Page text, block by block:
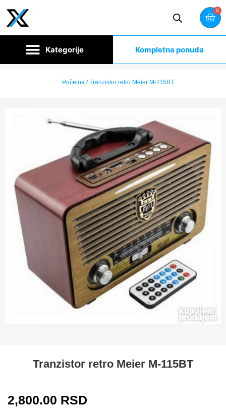
0
Kompletna ponuda
Početna / Tranzistor retro Meier M-115BT
Tranzistor retro Meier M-115BT
2,800.00 RSD